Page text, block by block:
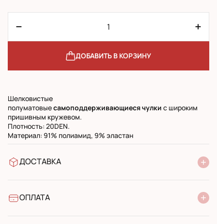
ДОБАВИТЬ В КОРЗИНУ
Шелковистые
полуматовыесамоподдерживающиеся чулки с широким
пришивным кружевом.
Плотность: 20DEN.
Материал: 91% полиамид, 9% эластан
ДОСТАВКА
УкрПочта стандарт
ОПЛАТА
Банковский перевод